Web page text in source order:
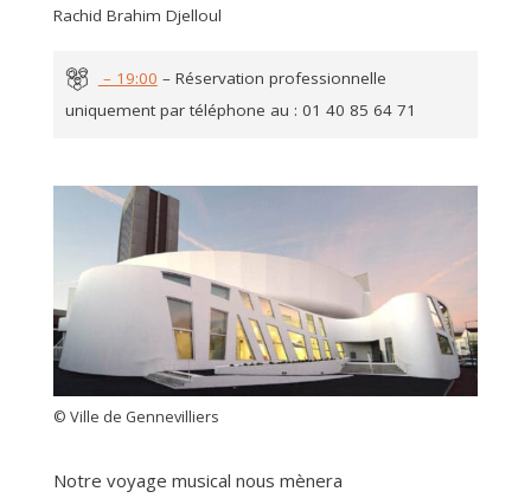
Rachid Brahim Djelloul
– 19:00 – Réservation professionnelle
uniquement par téléphone au : 01 40 85 64 71
© Ville de Gennevilliers
Notre voyage musical nous mènera